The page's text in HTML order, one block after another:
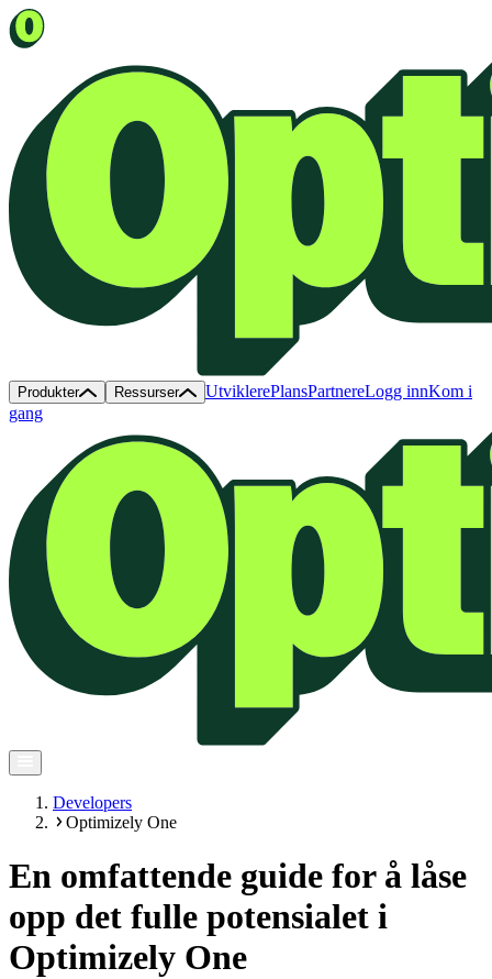
Produkter Ressurser UtviklerePlansPartnereLogg innKom i
gang
Developers
Optimizely One
En omfattende guide for å låse
opp det fulle potensialet i
Optimizely One